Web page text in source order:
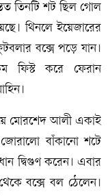
তিনটি শট ছিল গোল
থিনলে ইয়েজারের
বক্সে পড়ে যান।
ফিস্ট করে ফেরান
মোরশেদ আলী একাই
বাঁকানো শটে
দ্বিগুণ করেন। এবার
বক্সে বল ঠেলেন।